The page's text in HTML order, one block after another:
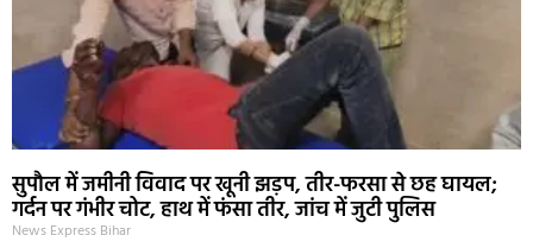
सुपौल में जमीनी विवाद पर खूनी झड़प, तीर-फरसा से छह घायल;
गर्दन पर गंभीर चोट, हाथ में फंसा तीर, जांच में जुटी पुलिस
News Express Bihar